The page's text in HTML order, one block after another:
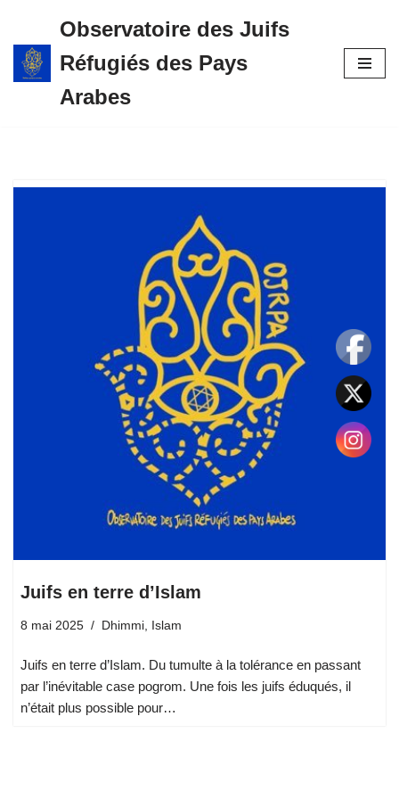
Aller
au
Observatoire des Juifs
Réfugiés des Pays
Arabes
Juifs en terre d’Islam
8 mai 2025 Dhimmi, Islam
Juifs en terre d’Islam. Du tumulte à la tolérance en passant
par l’inévitable case pogrom. Une fois les juifs éduqués, il
n’était plus possible pour…